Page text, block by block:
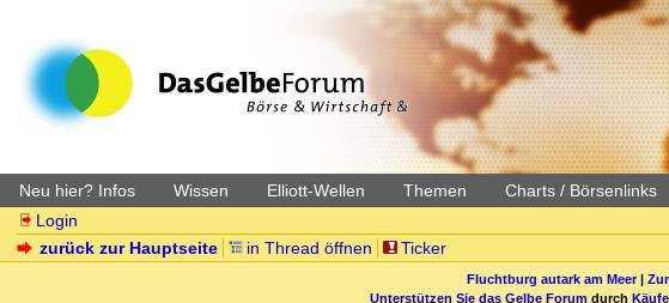
Neu hier? Infos Wissen Elliott-Wellen Themen Charts / Börsenlinks
Login
zurück zur Hauptseite
in Thread öffnen Ticker
Fluchtburg autark am Meer|
Unterstützen Sie das Gelbe Forum durch